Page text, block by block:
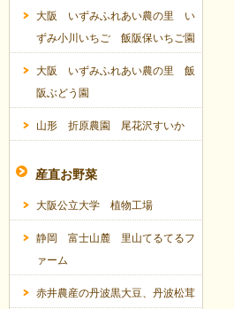
大阪 いずみふれあい農の里 い
ずみ小川いちご 飯阪保いちご園
大阪 いずみふれあい農の里 飯
阪ぶどう園
山形 折原農園 尾花沢すいか
産直お野菜
大阪公立大学 植物工場
静岡 富士山麓 里山てるてるフ
ァーム
赤井農産の丹波黒大豆、丹波松茸